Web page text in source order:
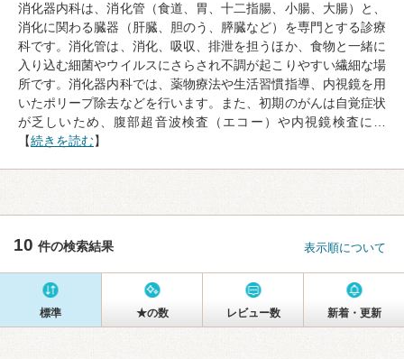
消化器内科は、消化管（食道、胃、十二指腸、小腸、大腸）と、
消化に関わる臓器（肝臓、胆のう、膵臓など）を専門とする診療
科です。消化管は、消化、吸収、排泄を担うほか、食物と一緒に
入り込む細菌やウイルスにさらされ不調が起こりやすい繊細な場
所です。消化器内科では、薬物療法や生活習慣指導、内視鏡を用
いたポリープ除去などを行います。また、初期のがんは自覚症状
が乏しいため、腹部超音波検査（エコー）や内視鏡検査に…
【続きを読む】
10 件の検索結果 表示順について
標準 ★の数 レビュー数 新着・更新